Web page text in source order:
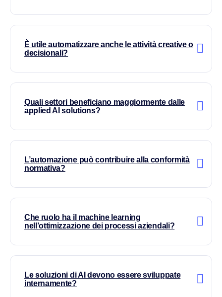
È utile automatizzare anche le attività creative o
decisionali?
Quali settori beneficiano maggiormente dalle
applied AI solutions?
L’automazione può contribuire alla conformità
normativa?
Che ruolo ha il machine learning
nell’ottimizzazione dei processi aziendali?
Le soluzioni di AI devono essere sviluppate
internamente?